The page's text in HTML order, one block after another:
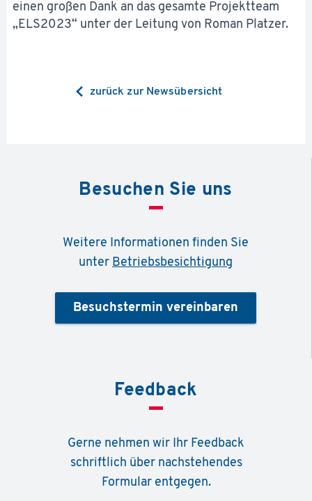
einen großen Dank an das gesamte Projektteam
„ELS2023“ unter der Leitung von Roman Platzer.
zurück zur Newsübersicht
Besuchen Sie uns
Weitere Informationen finden Sie
unter Betriebsbesichtigung
Besuchstermin vereinbaren
Feedback
Gerne nehmen wir Ihr Feedback
schriftlich über nachstehendes
Formular entgegen.